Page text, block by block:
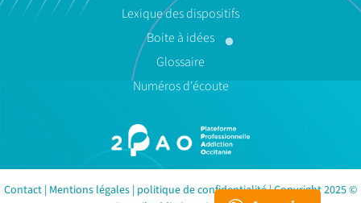
Lexique des dispositifs
Boite à idées
Glossaire
Numéros d'écoute
Contact | Mentions légales | politique de confidentialité| Copyright 2025 ©